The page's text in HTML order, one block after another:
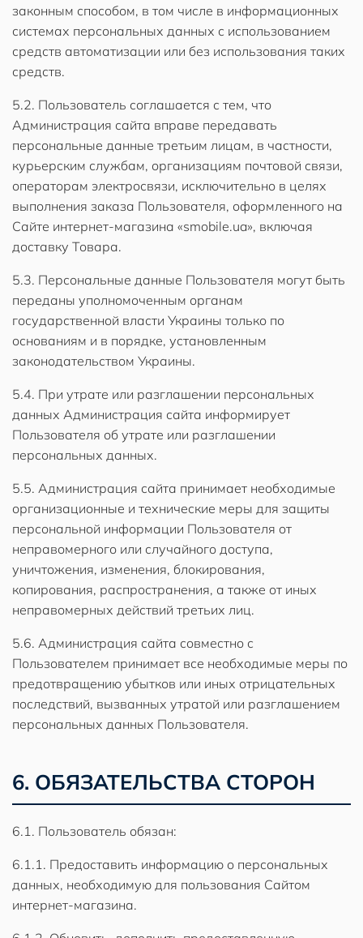
законным способом, в том числе в информационных
системах персональных данных с использованием
средств автоматизации или без использования таких
средств.
5.2. Пользователь соглашается с тем, что
Администрация сайта вправе передавать
персональные данные третьим лицам, в частности,
курьерским службам, организациям почтовой связи,
операторам электросвязи, исключительно в целях
выполнения заказа Пользователя, оформленного на
Сайте интернет-магазина «smobile.ua», включая
доставку Товара.
5.3. Персональные данные Пользователя могут быть
переданы уполномоченным органам
государственной власти Украины только по
основаниям и в порядке, установленным
законодательством Украины.
5.4. При утрате или разглашении персональных
данных Администрация сайта информирует
Пользователя об утрате или разглашении
персональных данных.
5.5. Администрация сайта принимает необходимые
организационные и технические меры для защиты
персональной информации Пользователя от
неправомерного или случайного доступа,
уничтожения, изменения, блокирования,
копирования, распространения, а также от иных
неправомерных действий третьих лиц.
5.6. Администрация сайта совместно с
Пользователем принимает все необходимые меры по
предотвращению убытков или иных отрицательных
последствий, вызванных утратой или разглашением
персональных данных Пользователя.
6. ОБЯЗАТЕЛЬСТВА СТОРОН
6.1. Пользователь обязан:
6.1.1. Предоставить информацию о персональных
данных, необходимую для пользования Сайтом
интернет-магазина.